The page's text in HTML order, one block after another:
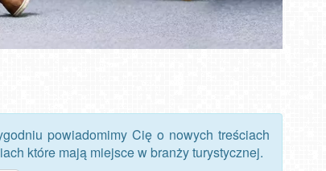
powiadomimy Cię o nowych treściach
które mają miejsce w branży turystycznej.